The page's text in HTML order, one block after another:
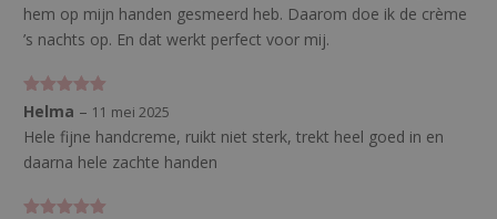
hem op mijn handen gesmeerd heb. Daarom doe ik de crème
’s nachts op. En dat werkt perfect voor mij.
Gewaardeerd
5 uit 5
Helma – 11 mei 2025
Hele fijne handcreme, ruikt niet sterk, trekt heel goed in en
daarna hele zachte handen